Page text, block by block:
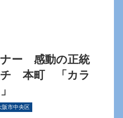
ナー 感動の正統
チ 本町 「カラ
阪市中央区